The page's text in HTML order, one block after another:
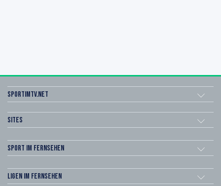
sportimtv.net
Sites
Sport im Fernsehen
Ligen im Fernsehen